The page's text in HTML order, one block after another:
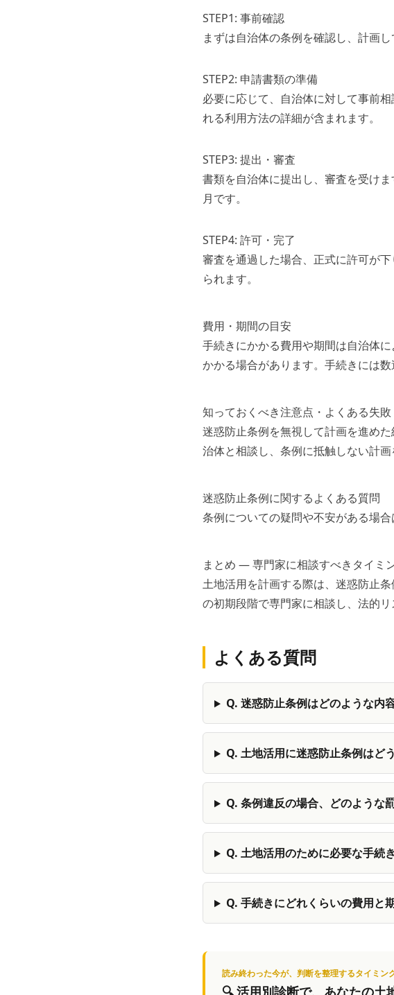
STEP1: 事前確認
まずは自治体の条例を確認し、計画
STEP2: 申請書類の準備
必要に応じて、自治体に対して事前
れる利用方法の詳細が含まれます。
STEP3: 提出・審査
書類を自治体に提出し、審査を受け
月です。
STEP4: 許可・完了
審査を通過した場合、正式に許可が
られます。
費用・期間の目安
手続きにかかる費用や期間は自治体
かかる場合があります。手続きには
知っておくべき注意点・よくある失敗
迷惑防止条例を無視して計画を進め
治体と相談し、条例に抵触しない計画
迷惑防止条例に関するよくある質問
条例についての疑問や不安がある場
まとめ — 専門家に相談すべきタイミ
土地活用を計画する際は、迷惑防止
の初期段階で専門家に相談し、法的
よくある質問
Q. 迷惑防止条例はどのような内
Q. 土地活用に迷惑防止条例はど
Q. 条例違反の場合、どのような
Q. 土地活用のために必要な手続
Q. 手続きにどれくらいの費用と
読み終わった今が、判断を整理するタイミン